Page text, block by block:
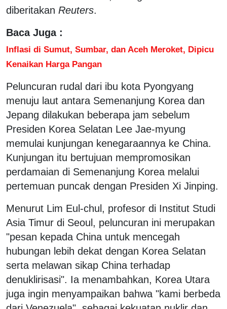
diberitakan Reuters.
Baca Juga :
Inflasi di Sumut, Sumbar, dan Aceh Meroket, Dipicu
Kenaikan Harga Pangan
Peluncuran rudal dari ibu kota Pyongyang
menuju laut antara Semenanjung Korea dan
Jepang dilakukan beberapa jam sebelum
Presiden Korea Selatan Lee Jae-myung
memulai kunjungan kenegaraannya ke China.
Kunjungan itu bertujuan mempromosikan
perdamaian di Semenanjung Korea melalui
pertemuan puncak dengan Presiden Xi Jinping.
Menurut Lim Eul-chul, profesor di Institut Studi
Asia Timur di Seoul, peluncuran ini merupakan
"pesan kepada China untuk mencegah
hubungan lebih dekat dengan Korea Selatan
serta melawan sikap China terhadap
denuklirisasi". Ia menambahkan, Korea Utara
juga ingin menyampaikan bahwa "kami berbeda